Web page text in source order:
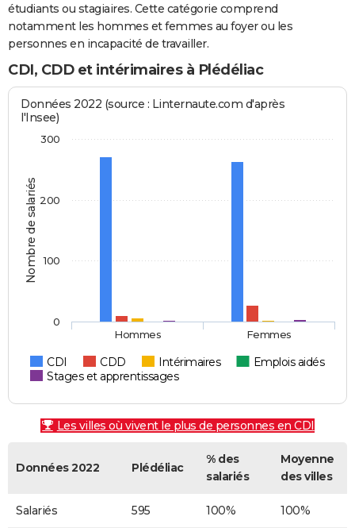
étudiants ou stagiaires. Cette catégorie comprend
notamment les hommes et femmes au foyer ou les
personnes en incapacité de travailler.
CDI, CDD et intérimaires à Plédéliac
Nombre de salariés
Données 2022 (source : Linternaute.com d'après
l'Insee)
CDI CDD Intérimaires
Emplois aidés
Stages et apprentissages
Hommes Femmes
0
100
200
300
Les villes où vivent le plus de personnes en CDI
Données 2022 Plédéliac
% des
salariés
Moyenne
des villes
Salariés 595 100% 100%